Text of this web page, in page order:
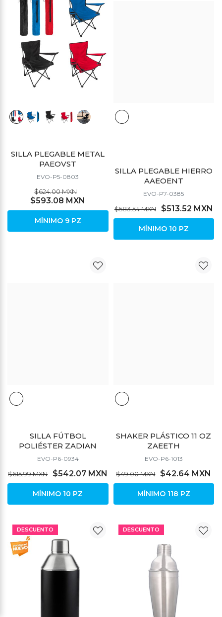
SILLA PLEGABLE METAL
PAEOVST
EVO-P5-0803
$624.00 MXN
$593.08 MXN
MÍNIMO 9 PZ
SILLA PLEGABLE HIERRO
AAEOENT
EVO-P7-0385
$583.54 MXN $513.52 MXN
MÍNIMO 10 PZ
SILLA FÚTBOL
POLIÉSTER ZADIAN
EVO-P6-0934
$615.99 MXN $542.07 MXN
MÍNIMO 10 PZ
SHAKER PLÁSTICO 11 OZ
ZAEETH
EVO-P6-1013
$49.00 MXN $42.64 MXN
MÍNIMO 118 PZ
DESCUENTO DESCUENTO